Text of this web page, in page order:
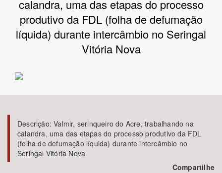
Bioma / Bacia
Subtema
Área Protegida
BUSCAR
calandra, uma das etapas do processo
produtivo da FDL (folha de defumação
líquida) durante intercâmbio no Seringal
Vitória Nova
Descrição:Valmir, serinqueiro do Acre, trabalhando na
calandra, uma das etapas do processo produtivo da FDL
(folha de defumação líquida) durante intercâmbio no
Seringal Vitória Nova
Compartilhe